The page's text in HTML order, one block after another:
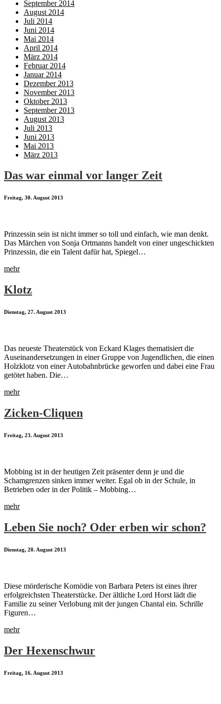
September 2014
August 2014
Juli 2014
Juni 2014
Mai 2014
April 2014
März 2014
Februar 2014
Januar 2014
Dezember 2013
November 2013
Oktober 2013
September 2013
August 2013
Juli 2013
Juni 2013
Mai 2013
März 2013
Das war einmal vor langer Zeit
Freitag, 30. August 2013
Prinzessin sein ist nicht immer so toll und einfach, wie man denkt.
Das Märchen von Sonja Ortmanns handelt von einer ungeschickten
Prinzessin, die ein Talent dafür hat, Spiegel…
mehr
Klotz
Dienstag, 27. August 2013
Das neueste Theaterstück von Eckard Klages thematisiert die
Auseinandersetzungen in einer Gruppe von Jugendlichen, die einen
Holzklotz von einer Autobahnbrücke geworfen und dabei eine Frau
getötet haben. Die…
mehr
Zicken-Cliquen
Freitag, 23. August 2013
Mobbing ist in der heutigen Zeit präsenter denn je und die
Schamgrenzen sinken immer weiter. Egal ob in der Schule, in
Betrieben oder in der Politik – Mobbing…
mehr
Leben Sie noch? Oder erben wir schon?
Dienstag, 20. August 2013
Diese mörderische Komödie von Barbara Peters ist eines ihrer
erfolgreichsten Theaterstücke. Der ältliche Lord Horst lädt die
Familie zu seiner Verlobung mit der jungen Chantal ein. Schrille
Figuren…
mehr
Der Hexenschwur
Freitag, 16. August 2013